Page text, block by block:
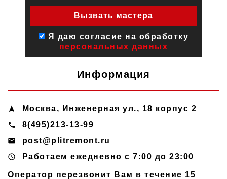
Я даю согласие на обработку
персональных данных
Информация
navigation Москва, Инженерная ул., 18 корпус 2
phone 8(495)213-13-99
email post@plitremont.ru
access_time Работаем ежедневно c 7:00 до 23:00
Оператор перезвонит Вам в течение 15